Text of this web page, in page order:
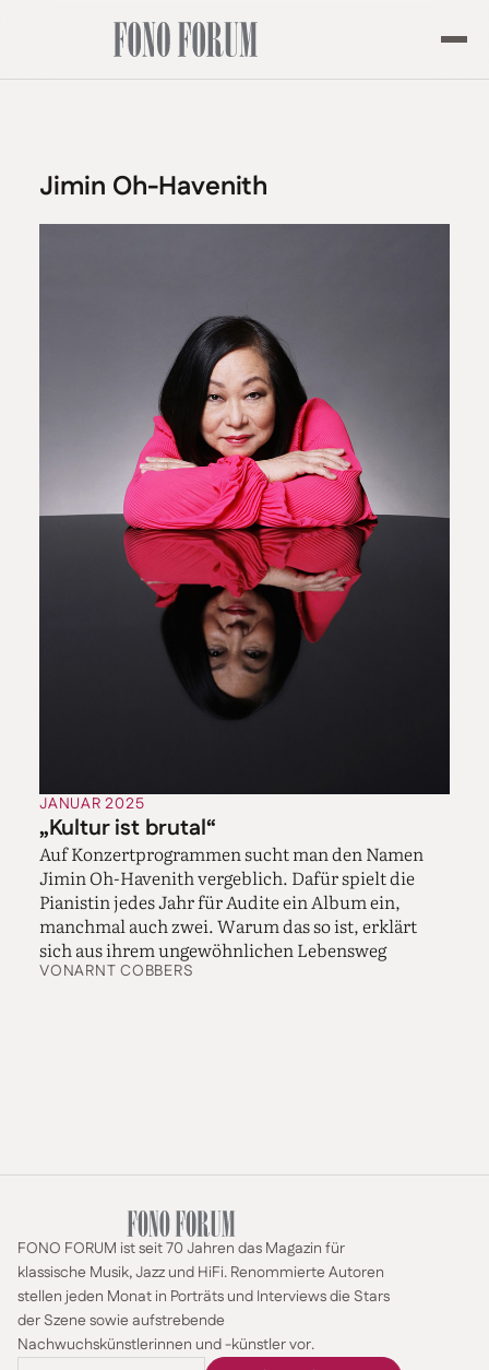
Jimin Oh-Havenith
JANUAR 2025
„Kultur ist brutal“
Auf Konzertprogrammen sucht man den Namen
Jimin Oh-Havenith vergeblich. Dafür spielt die
Pianistin jedes Jahr für Audite ein Album ein,
manchmal auch zwei. Warum das so ist, erklärt
sich aus ihrem ungewöhnlichen Lebensweg
VONARNT COBBERS
FONO FORUM ist seit 70 Jahren das Magazin für
klassische Musik, Jazz und HiFi. Renommierte Autoren
stellen jeden Monat in Porträts und Interviews die Stars
der Szene sowie aufstrebende
Nachwuchskünstlerinnen und -künstler vor.